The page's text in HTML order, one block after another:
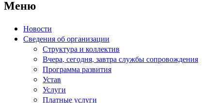
Меню
Новости
Сведения об организации
Структура и коллектив
Вчера, сегодня, завтра службы сопровождения
Программа развития
Устав
Услуги
Платные услуги